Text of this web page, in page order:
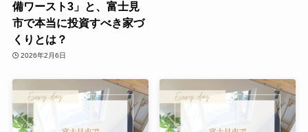
備ワースト3」と、富士見
市で本当に投資すべき家づ
くりとは？
2026年2月6日